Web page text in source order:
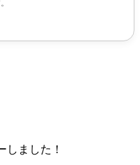
しました！